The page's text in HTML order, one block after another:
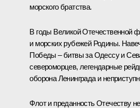
морского братства.
В годы Великой Отечественной
и морских рубежей Родины.
Победы – битвы за Одессу и
североморцев, легендарные
оборона Ленинграда и
Флот и преданность Отечеству